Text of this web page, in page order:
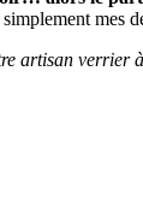
mes
artisan verrier à